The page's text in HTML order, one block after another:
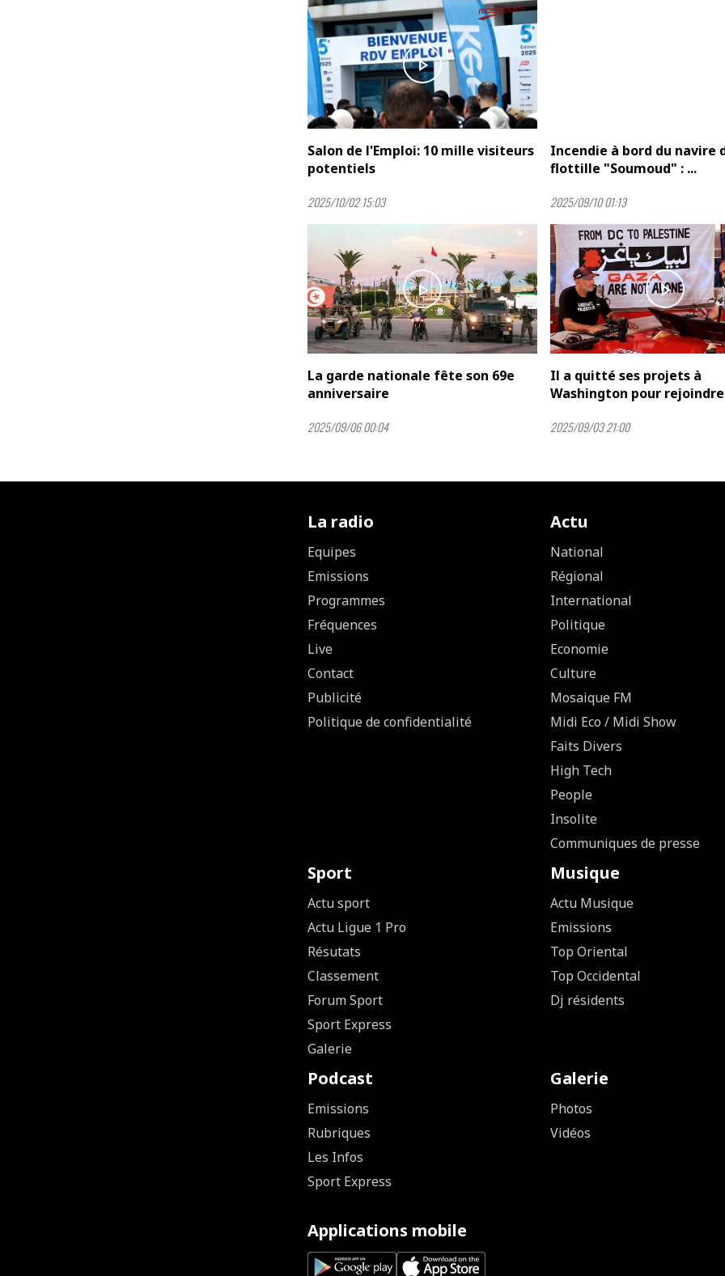
play_arrow
Salon de l'Emploi: 10 mille visiteurs
potentiels
2025/10/02 15:03
Incendie à bord du navire
flottille "Soumoud" : ...
2025/09/10 01:13
play_arrow
La garde nationale fête son 69e
anniversaire
2025/09/06 00:04
play_arrow
Il a quitté ses projets à
Washington pour rejoindre
2025/09/03 21:00
La radio
Equipes
Emissions
Programmes
Fréquences
Live
Contact
Publicité
Politique de confidentialité
Actu
National
Régional
International
Politique
Economie
Culture
Mosaique FM
Midi Eco / Midi Show
Faits Divers
High Tech
People
Insolite
Communiques de presse
Sport
Actu sport
Actu Ligue 1 Pro
Résutats
Classement
Forum Sport
Sport Express
Galerie
Musique
Actu Musique
Emissions
Top Oriental
Top Occidental
Dj résidents
Podcast
Emissions
Rubriques
Les Infos
Sport Express
Galerie
Photos
Vidéos
Applications mobile